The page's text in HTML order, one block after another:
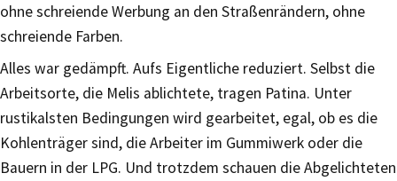
ohne schreiende Werbung an den Straßenrändern, ohne
schreiende Farben.
Alles war gedämpft. Aufs Eigentliche reduziert. Selbst die
Arbeitsorte, die Melis ablichtete, tragen Patina. Unter
rustikalsten Bedingungen wird gearbeitet, egal, ob es die
Kohlenträger sind, die Arbeiter im Gummiwerk oder die
Bauern in der LPG. Und trotzdem schauen die Abgelichteten